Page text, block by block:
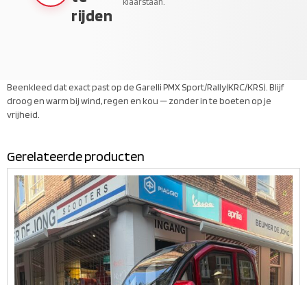
rijden
Beenkleed dat exact past op de Garelli PMX Sport/Rally(KRC/KRS). Blijf
droog en warm bij wind, regen en kou — zonder in te boeten op je
vrijheid.
Gerelateerde producten